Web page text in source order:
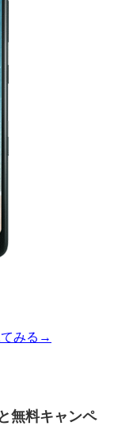
てみる→
無料キャンペ